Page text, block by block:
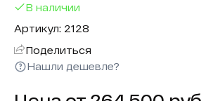
В наличии
Артикул: 2128
Поделиться
Нашли дешевле?